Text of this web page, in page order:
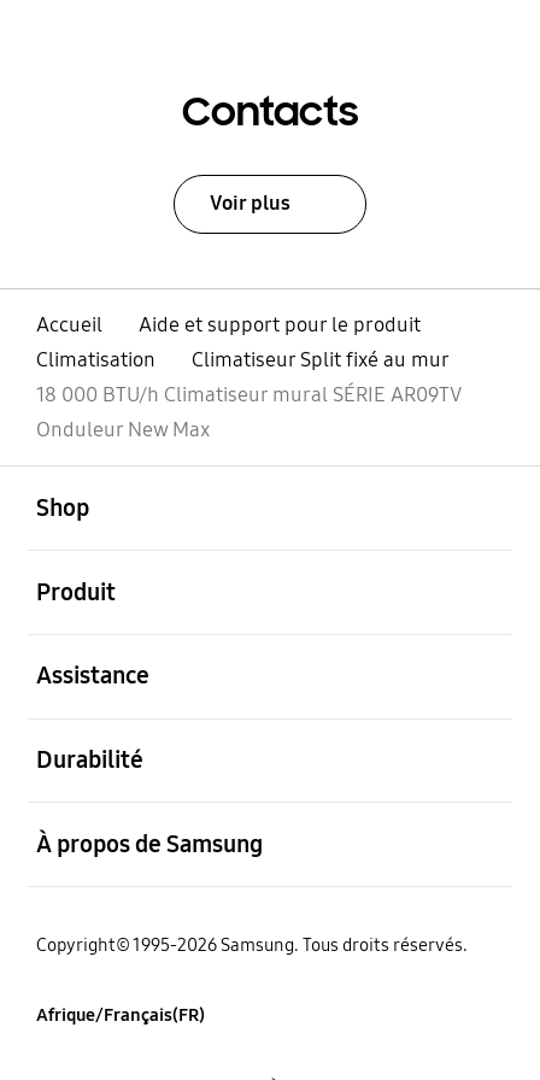
Contacts
Voir plus
Accueil
Aide et support pour le produit
Climatisation
Climatiseur Split fixé au mur
18 000 BTU/h Climatiseur mural SÉRIE AR09TV
Onduleur New Max
Shop
Produit
Assistance
Durabilité
À propos de Samsung
Copyright© 1995-2026 Samsung. Tous droits réservés.
Afrique/Français(FR)